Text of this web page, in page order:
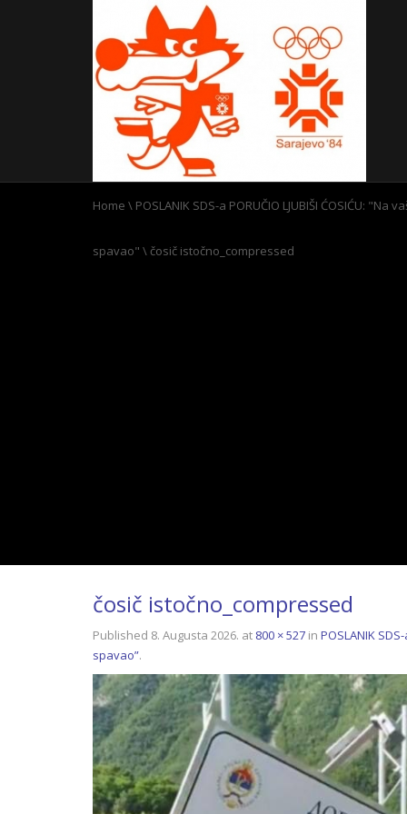
Home \ POSLANIK SDS-a PORUČIO LJUBIŠI ĆOSIĆU:
spavao" \čosič istočno_compressed
čosič istočno_compressed
Published 8. Augusta 2026. at 800 × 527 in POSLANIK
spavao”.